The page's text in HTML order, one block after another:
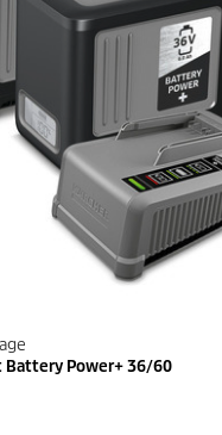
Battery Power+ 36/60